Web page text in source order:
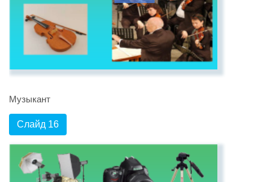
Музыкант
Слайд 16